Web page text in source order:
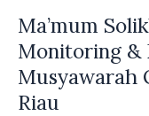
Menyandang
Gelar
Hukum
Ma’mum
Monitoring &
Musyawarah
Riau